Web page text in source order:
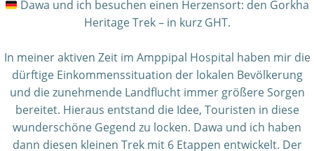
Dawa und ich besuchen einen Herzensort: den Gorkha
Heritage Trek – in kurz GHT.
In meiner aktiven Zeit im Amppipal Hospital haben mir die
dürftige Einkommenssituation der lokalen Bevölkerung
und die zunehmende Landflucht immer größere Sorgen
bereitet. Hieraus entstand die Idee, Touristen in diese
wunderschöne Gegend zu locken. Dawa und ich haben
dann diesen kleinen Trek mit 6 Etappen entwickelt. Der